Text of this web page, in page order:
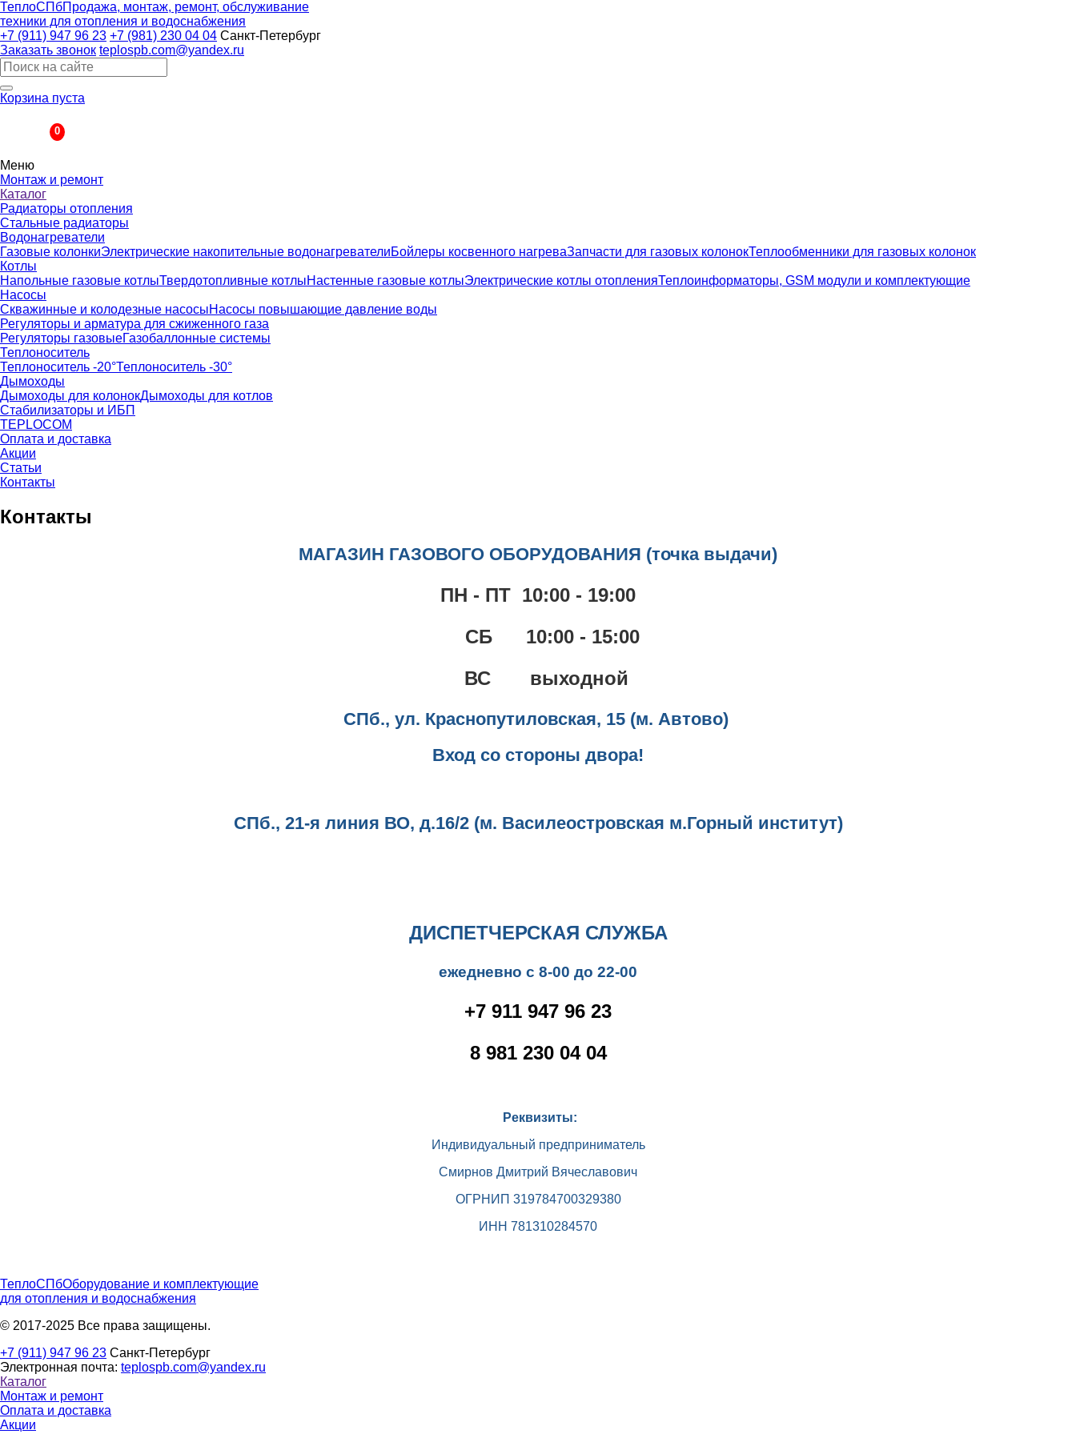
ТеплоСПбПродажа, монтаж, ремонт, обслуживание
техники для отопления и водоснабжения
+7 (911) 947 96 23 +7 (981) 230 04 04 Санкт-Петербург
Заказать звонок teplospb.com@yandex.ru
Корзина пуста
0
Меню
Монтаж и ремонт
Каталог
Радиаторы отопления
Стальные радиаторы
Водонагреватели
Газовые колонкиЭлектрические накопительные водонагревателиБойлеры косвенного нагреваЗапчасти для газовых колонокТеплообменники для газовых колонок
Котлы
Напольные газовые котлыТвердотопливные котлыНастенные газовые котлыЭлектрические котлы отопленияТеплоинформаторы, GSM модули и комплектующие
Насосы
Скважинные и колодезные насосыНасосы повышающие давление воды
Регуляторы и арматура для сжиженного газа
Регуляторы газовыеГазобаллонные системы
Теплоноситель
Теплоноситель -20°Теплоноситель -30°
Дымоходы
Дымоходы для колонокДымоходы для котлов
Стабилизаторы и ИБП
TEPLOCOM
Оплата и доставка
Акции
Статьи
Контакты
Контакты
МАГАЗИН ГАЗОВОГО ОБОРУДОВАНИЯ (точка выдачи)
ПН - ПТ 10:00 - 19:00
СБ 10:00 - 15:00
ВС выходной
СПб., ул. Краснопутиловская, 15 (м. Автово)
Вход со стороны двора!
СПб., 21-я линия ВО, д.16/2 (м. Василеостровская м.Горный институт)
ДИСПЕТЧЕРСКАЯ СЛУЖБА
ежедневно с 8-00 до 22-00
+7 911 947 96 23
8 981 230 04 04
Реквизиты:
Индивидуальный предприниматель
Смирнов Дмитрий Вячеславович
ОГРНИП 319784700329380
ИНН 781310284570
ТеплоСПбОборудование и комплектующие
для отопления и водоснабжения
© 2017-2025 Все права защищены.
+7 (911) 947 96 23 Санкт-Петербург
Электронная почта: teplospb.com@yandex.ru
Каталог
Монтаж и ремонт
Оплата и доставка
Акции